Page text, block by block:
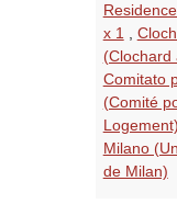
x 1,
(Clochard
Comitato
(Comité
Milano
de Milan)